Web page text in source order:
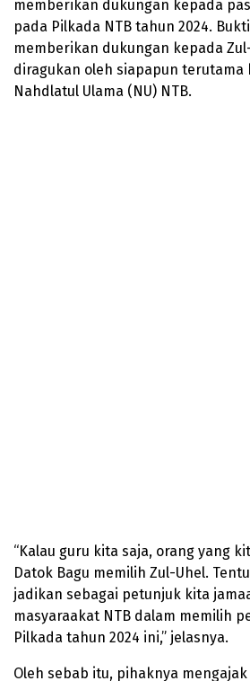
memberikan dukungan kepada
pada Pilkada NTB tahun 2024.
memberikan dukungan kepada
diragukan oleh siapapun terutama
Nahdlatul Ulama (NU) NTB.
“Kalau guru kita saja, orang yang
Datok Bagu memilih Zul-Uhel.
jadikan sebagai petunjuk kita
masyaraakat NTB dalam memilih
Pilkada tahun 2024 ini,” jelasnya.
Oleh sebab itu, pihaknya